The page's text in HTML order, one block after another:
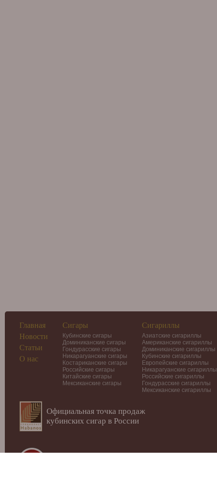
Главная
Новости
Статьи
О нас
Сигары
Кубинские сигары
Доминиканские сигары
Гондурасские сигары
Никарагуанские сигары
Костариканские сигары
Российские сигары
Китайские сигары
Мексиканские сигары
Сигариллы
Азиатские сигариллы
Американские сигариллы
Доминиканские сигариллы
Кубинские сигариллы
Европейские сигариллы
Никарагуанские сигариллы
Российские сигариллы
Гондурасские сигариллы
Мексиканские сигариллы
Официальная точка продаж
кубинских сигар в России